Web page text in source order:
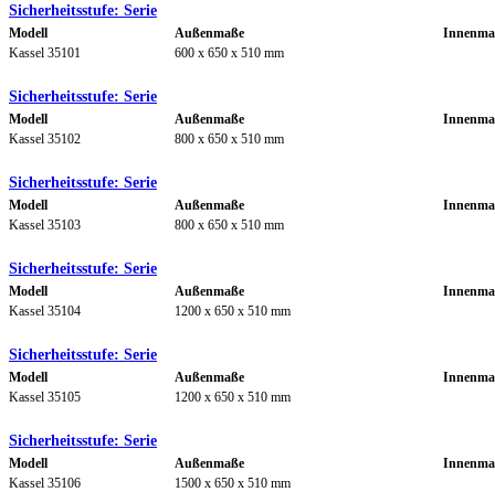
Sicherheitsstufe: Serie
Modell Außenmaße
Kassel 35101
600 x 650 x 510 mm
Sicherheitsstufe: Serie
Modell Außenmaße
Kassel 35102
800 x 650 x 510 mm
Sicherheitsstufe: Serie
Modell Außenmaße
Kassel 35103
800 x 650 x 510 mm
Sicherheitsstufe: Serie
Modell Außenmaße
Kassel 35104
1200 x 650 x 510 mm
Sicherheitsstufe: Serie
Modell Außenmaße
Kassel 35105
1200 x 650 x 510 mm
Sicherheitsstufe: Serie
Modell Außenmaße
Kassel 35106
1500 x 650 x 510 mm